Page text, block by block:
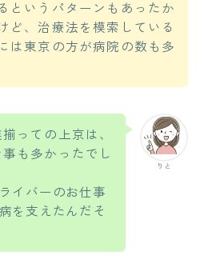
というパターンもあったか
ど、治療法を模索している
は東京の方が病院の数も多
りと
っての上京は、
も多かったでし
イバーのお仕事
を支えたんだそ